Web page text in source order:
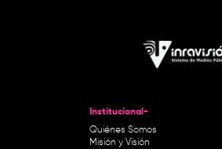
Institucional-
Quiénes Somos
Misión y Visión